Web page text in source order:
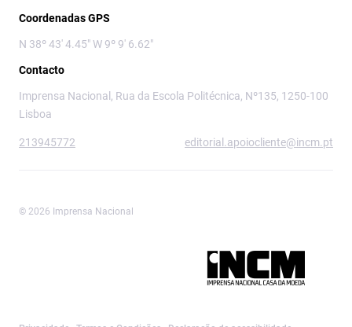
Coordenadas GPS
N 38º 43' 4.45" W 9º 9' 6.62"
Contacto
Imprensa Nacional, Rua da Escola Politécnica, Nº135, 1250-100
Lisboa
213945772 editorial.apoiocliente@incm.pt
© 2026 Imprensa Nacional